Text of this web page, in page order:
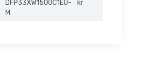
DFP33XW1500C1EU-
M
kr